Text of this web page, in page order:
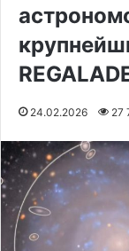
24.02.2026 27